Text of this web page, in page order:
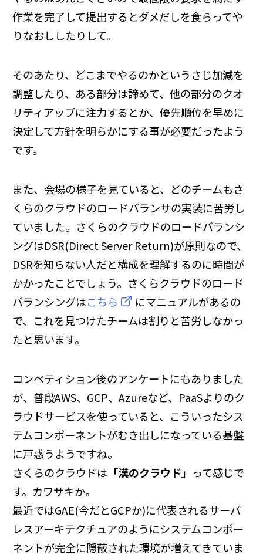
作業を完了して提出するとダメだしを食らってや
りなおししたりして。
そのあたり、どこまでやるのかというさじ加減を
調整したり、ある部分は諦めて、他の部分のクオ
リティアップに注力するとか、優先順位を早めに
決定して方針を明らかにする事が必要だったよう
です。
また、会場の様子を見ていると、どのチームもさ
くらのクラウドのロードバランサの実装に苦労し
ていました。さくらのクラウドのロードバランシ
ングはDSR(Direct Server Return)が原則なので、
DSRを知らない人だと構成を理解するのに時間が
かかったことでしょう。さくらクラウドのロード
バランシングはこちら
にマニュアルがあるの
で、これを見つけたチームは割りと苦労しなかっ
たと思います。
コンペティション後のアンケートにもありました
が、普段AWS、GCP、Azureなど、PaaSよりのク
ラウドサービスを使っていると、こういったシス
テムコンポーネントがむき出しになっている基盤
に戸惑うようですね。
さくらのクラウドは 「漢のクラウド」 って感じで
す。カワサキか。
最近ではGAE(今だとGCPか)に代表されるサーバ
レスアーキテクチュアのようにシステムコンポー
ネントが完全に隠蔽された環境が増えてきていま